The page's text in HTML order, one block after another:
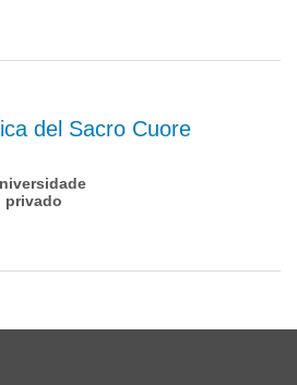
del Sacro Cuore
privado